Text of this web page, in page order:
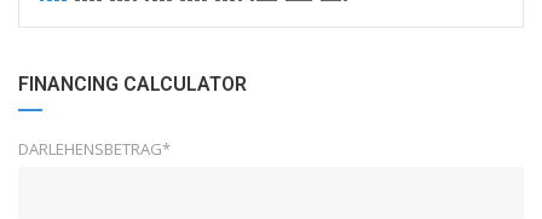
FINANCING CALCULATOR
DARLEHENSBETRAG*